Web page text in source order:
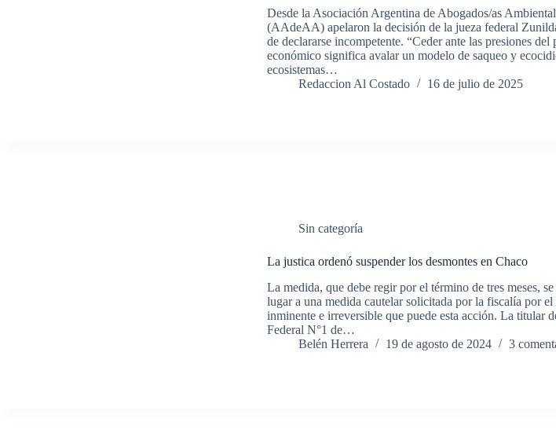
Desde la Asociación Argentina de Abogados/as
(AAdeAA) apelaron la decisión de la jueza federal
de declararse incompetente. “Ceder ante las presiones del
económico significa avalar un modelo de saqueo y
ecosistemas…
Redaccion Al Costado
16 de julio de 2025
Sin categoría
La justica ordenó suspender los desmontes en Chaco
La medida, que debe regir por el término de tres meses,
lugar a una medida cautelar solicitada por la fiscalía por el
inminente e irreversible que puede esta acción. La titular
Federal N°1 de…
Belén Herrera
19 de agosto de 2024 3